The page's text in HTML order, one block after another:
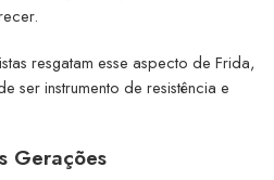
resgatam esse aspecto de Frida,
ser instrumento de resistência e
Gerações